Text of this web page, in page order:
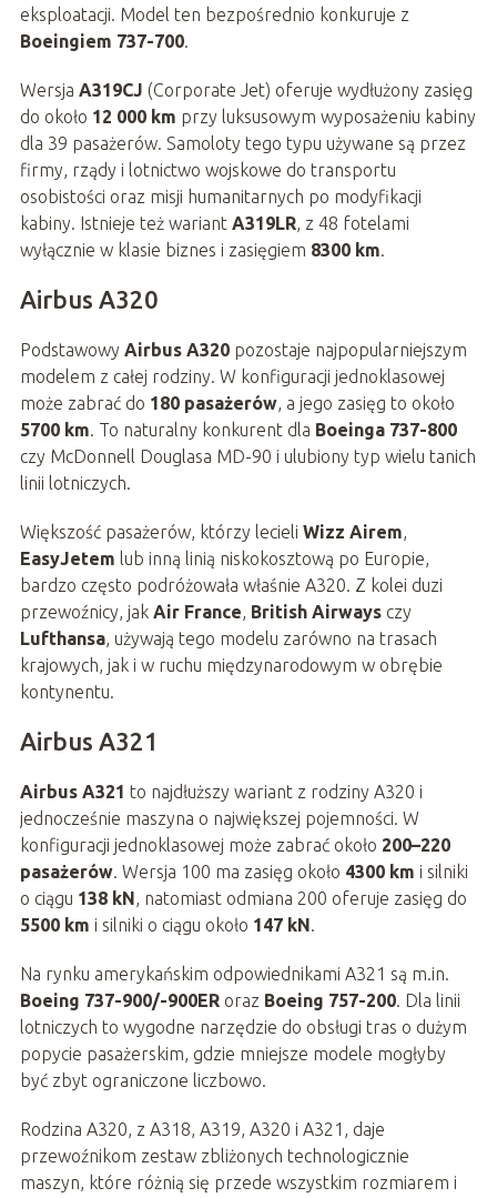
eksploatacji. Model ten bezpośrednio konkuruje z
Boeingiem 737-700.
Wersja A319CJ (Corporate Jet) oferuje wydłużony zasięg
do około 12 000 km przy luksusowym wyposażeniu kabiny
dla 39 pasażerów. Samoloty tego typu używane są przez
firmy, rządy i lotnictwo wojskowe do transportu
osobistości oraz misji humanitarnych po modyfikacji
kabiny. Istnieje też wariant A319LR, z 48 fotelami
wyłącznie w klasie biznes i zasięgiem 8300 km.
Airbus A320
Podstawowy Airbus A320pozostaje najpopularniejszym
modelem z całej rodziny. W konfiguracji jednoklasowej
może zabrać do 180 pasażerów, a jego zasięg to około
5700 km. To naturalny konkurent dla Boeinga 737-800
czy McDonnell Douglasa MD-90 i ulubiony typ wielu tanich
linii lotniczych.
Większość pasażerów, którzy lecieli Wizz Airem,
EasyJetem lub inną linią niskokosztową po Europie,
bardzo często podróżowała właśnie A320. Z kolei duzi
przewoźnicy, jak Air France, British Airwaysczy
Lufthansa, używają tego modelu zarówno na trasach
krajowych, jak i w ruchu międzynarodowym w obrębie
kontynentu.
Airbus A321
Airbus A321 to najdłuższy wariant z rodziny A320 i
jednocześnie maszyna o największej pojemności. W
konfiguracji jednoklasowej może zabrać około 200–220
pasażerów. Wersja 100 ma zasięg około 4300 km i silniki
o ciągu 138 kN, natomiast odmiana 200 oferuje zasięg do
5500 km i silniki o ciągu około 147 kN.
Na rynku amerykańskim odpowiednikami A321 są m.in.
Boeing 737-900/-900ERoraz Boeing 757-200. Dla linii
lotniczych to wygodne narzędzie do obsługi tras o dużym
popycie pasażerskim, gdzie mniejsze modele mogłyby
być zbyt ograniczone liczbowo.
Rodzina A320, z A318, A319, A320 i A321, daje
przewoźnikom zestaw zbliżonych technologicznie
maszyn, które różnią się przede wszystkim rozmiarem i